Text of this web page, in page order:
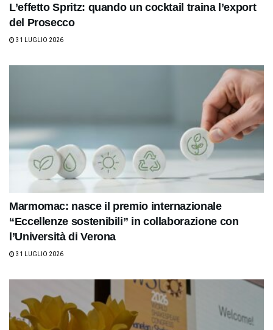
L’effetto Spritz: quando un cocktail traina l’export
del Prosecco
31 LUGLIO 2026
Marmomac: nasce il premio internazionale
“Eccellenze sostenibili” in collaborazione con
l’Università di Verona
31 LUGLIO 2026